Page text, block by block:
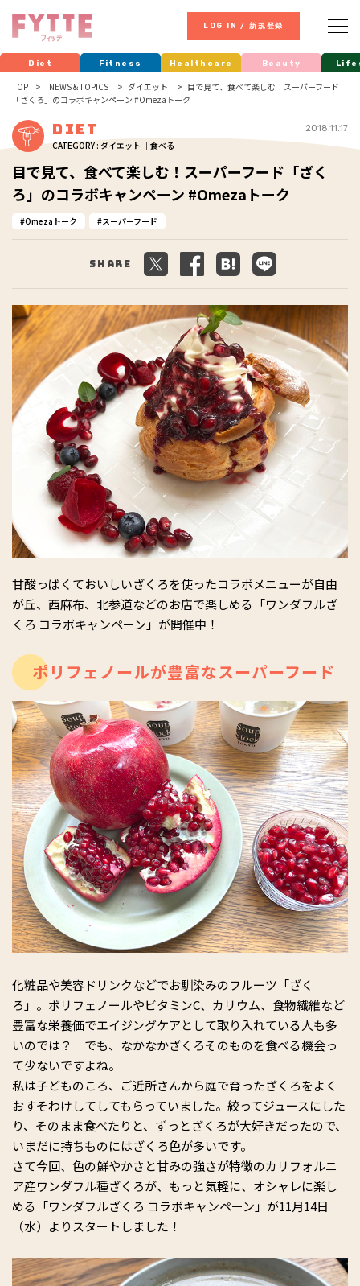
LOG IN / 新規登録
Diet Fitness Healthcare Beauty
TOP NEWS & TOPICS ダイエット
目で見て、食べて楽しむ！スーパーフード
「ざくろ」のコラボキャンペーン #Omezaトーク
Diet
CATEGORY : ダイエット ｜食べる
2018.11.17
目で見て、食べて楽しむ！スーパーフード「ざく
ろ」のコラボキャンペーン #Omezaトーク
Omezaトーク スーパーフード
Share
甘酸っぱくておいしいざくろを使ったコラボメニューが自由
が丘、西麻布、北参道などのお店で楽しめる「ワンダフルざ
くろ コラボキャンペーン」が開催中！
ポリフェノールが豊富なスーパーフード
化粧品や美容ドリンクなどでお馴染みのフルーツ「ざく
ろ」。ポリフェノールやビタミンC、カリウム、食物繊維など
豊富な栄養価でエイジングケアとして取り入れている人も多
いのでは？ でも、なかなかざくろそのものを食べる機会っ
て少ないですよね。
私は子どものころ、ご近所さんから庭で育ったざくろをよく
おすそわけしてしてもらっていました。絞ってジュースにした
り、そのまま食べたりと、ずっとざくろが大好きだったので、
いまだに持ちものにはざくろ色が多いです。
さて今回、色の鮮やかさと甘みの強さが特徴のカリフォルニ
ア産ワンダフル種ざくろが、もっと気軽に、オシャレに楽し
める「ワンダフルざくろ コラボキャンペーン」が11月14日
（水）よりスタートしました！